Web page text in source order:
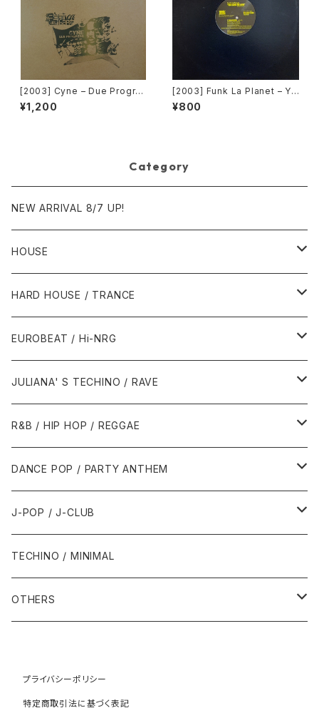
[2003] Cyne – Due Progre
ss [Botanica Del Jibaro]
¥1,200
[2003] Funk La Planet – Yo
u Gave Me Love (Funk La
Planet 008) [Funk La Plane
¥800
Category
NEW ARRIVAL 8/7 UP!
HOUSE
1980年代
1987年・以前
1988年
1990年代
1990年
1991年
1995年
1996年
1998年
2000年代
2000年
2001年
2005年
2010年代
2010年
2011年
HARD HOUSE / TRANCE
1990年代
1994年・以前
1995年
1999年
2000年代
2000年
2001年
2005年
EUROBEAT / Hi-NRG
1980年代
1986年・以前
1987年
1990年代
1990年
1991年
2000年代
JULIANA' S TECHINO / RAVE
1990年代
1990年
1991年
2000年代
2000年
2001年
R&B / HIP HOP / REGGAE
1980年代
1985年・以前
1986年
1990年代
1990年
1991年
1993年
2000年代
2000年
2002年
DANCE POP / PARTY ANTHEM
1980年代
1988年・以前
1989年
1990年代
1990年
1992年
2000年代
2001年
J-POP / J-CLUB
1980年代
1990年代
1991年
2000年
TECHINO / MINIMAL
OTHERS
1985年・以前
1990年代
プライバシーポリシー
特定商取引法に基づく表記